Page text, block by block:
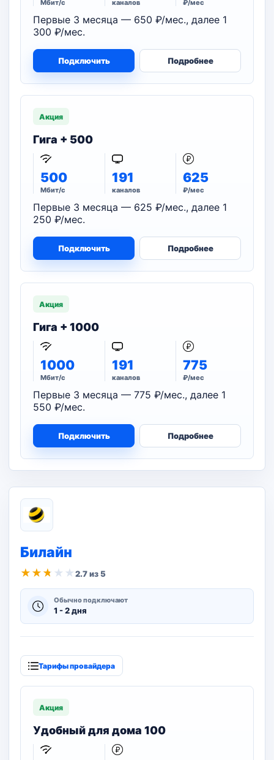
Мбит/с каналов ₽/мес
Первые 3 месяца — 650 ₽/мес., далее 1
300 ₽/мес.
Подключить Подробнее
Акция
Гига + 500
500
Мбит/с
191
каналов
625
₽/мес
Первые 3 месяца — 625 ₽/мес., далее 1
250 ₽/мес.
Подключить Подробнее
Акция
Гига + 1000
1000
Мбит/с
191
каналов
775
₽/мес
Первые 3 месяца — 775 ₽/мес., далее 1
550 ₽/мес.
Подключить Подробнее
Билайн
★ ★ ★ ★ ★2.7 из 5
Обычно подключают
1 - 2 дня
Тарифы провайдера
Акция
Удобный для дома 100